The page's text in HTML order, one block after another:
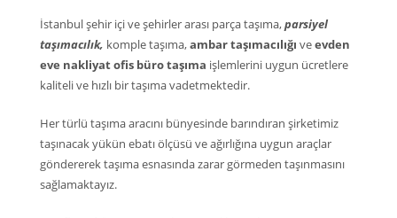
İstanbul şehir içi ve şehirler arası parça taşıma,parsiyel
taşımacılık, komple taşıma,ambar taşımacılığı veevden
eve nakliyat ofis büro taşıma işlemlerini uygun ücretlere
kaliteli ve hızlı bir taşıma vadetmektedir.
Her türlü taşıma aracını bünyesinde barındıran şirketimiz
taşınacak yükün ebatı ölçüsü ve ağırlığına uygun araçlar
göndererek taşıma esnasında zarar görmeden taşınmasını
sağlamaktayız.